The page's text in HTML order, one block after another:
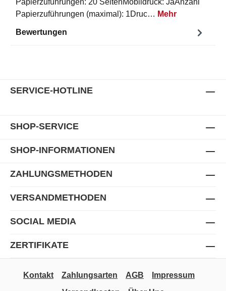
Papierzuführungen (maximal): 1Druc… Mehr
Bewertungen
SERVICE-HOTLINE
SHOP-SERVICE
SHOP-INFORMATIONEN
ZAHLUNGSMETHODEN
VERSANDMETHODEN
SOCIAL MEDIA
ZERTIFIKATE
Kontakt Zahlungsarten AGB
Impressum